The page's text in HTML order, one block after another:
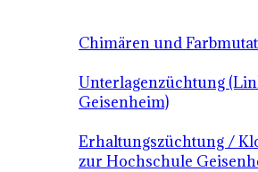
Chimären und
Unterlagenzüchtung
Geisenheim)
Erhaltungszüchtung /
zur Hochschule